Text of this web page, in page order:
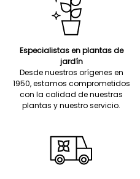
Especialistas en plantas de
jardín
Desde nuestros orígenes en
1950, estamos comprometidos
con la calidad de nuestras
plantas y nuestro servicio.